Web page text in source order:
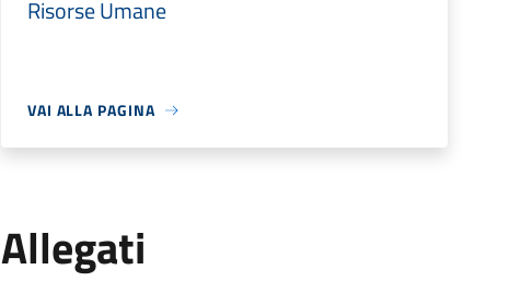
Risorse Umane
VAI ALLA PAGINA
Allegati